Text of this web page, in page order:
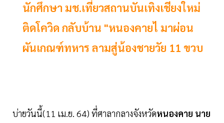
นักศึกษา มช.เที่ยวสถานบันเทิงเชียงใหม่
ติดโควิด กลับบ้าน "หนองคายไ มาผ่อน
ผันเกณฑ์ทหาร ลามสู่น้องชายวัย 11 ขวบ
บ่ายวันนี้(11 เม.ย. 64) ที่ศาลากลางจังหวัดหนองคาย นาย